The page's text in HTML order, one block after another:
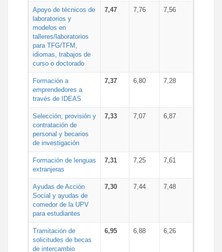
Apoyo de técnicos de
laboratorios y
modelos en
talleres/laboratorios
para TFG/TFM,
idiomas, trabajos de
curso o doctorado
7,47 7,76 7,56
Formación a
emprendedores a
través de IDEAS
7,37 6,80 7,28
Selección, provisión y
contratación de
personal y becarios
de investigación
7,33 7,07 6,87
Formación de lenguas
extranjeras
7,31 7,25 7,61
Ayudas de Acción
Social y ayudas de
comedor de la UPV
para estudiantes
7,30 7,44 7,48
Tramitación de
solicitudes de becas
de intercambio
6,95 6,88 6,26